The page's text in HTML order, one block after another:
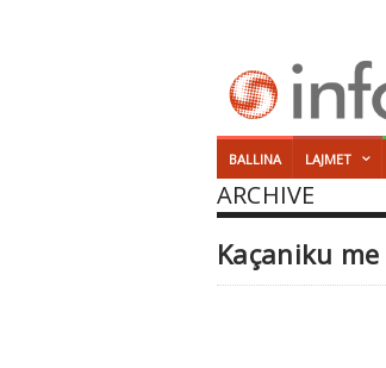
BALLINA LAJMET
ARCHIVE
Kaçaniku